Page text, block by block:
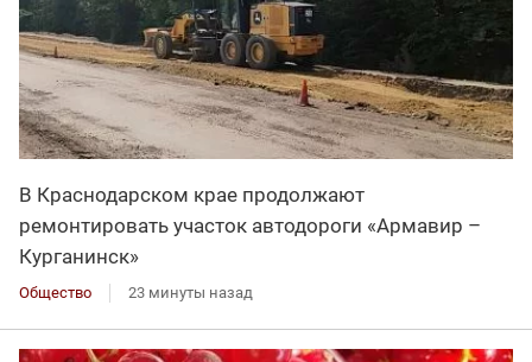
В Краснодарском крае продолжают
ремонтировать участок автодороги «Армавир –
Курганинск»
Общество 23 минуты назад